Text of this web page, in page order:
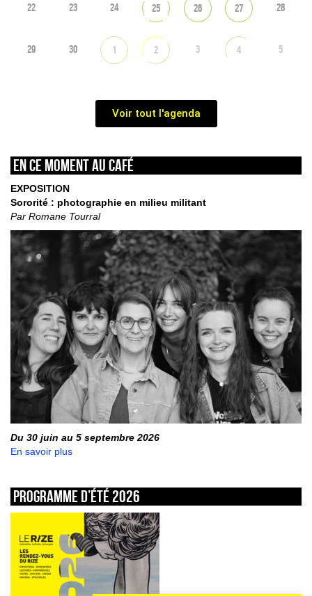
22 23 24 25 26 27 28
29 30 1 2 3 4 5
Voir tout l'agenda
En ce moment au café
EXPOSITION
Sororité : photographie en milieu militant
Par Romane Tourral
Du 30 juin au 5 septembre 2026
En savoir plus
Programme d’été 2026